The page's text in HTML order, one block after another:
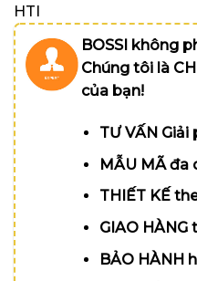
HTI
BOSSI không
Chúng tôi là
của bạn!
TƯ VẤN Giải
MẪU MÃ đa
THIẾT KẾ
GIAO HÀNG
BẢO HÀNH